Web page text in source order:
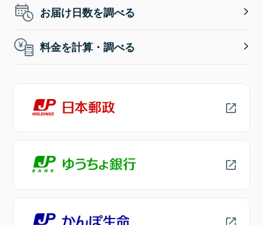
お届け日数を調べる
料金を計算・調べる